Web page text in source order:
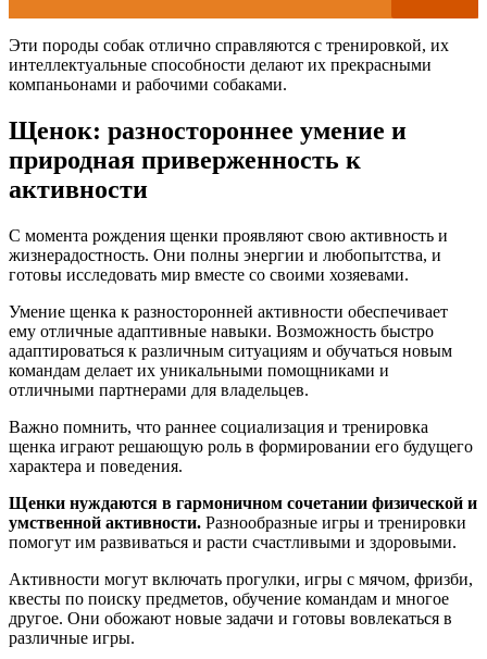
Эти породы собак отлично справляются с тренировкой, их
интеллектуальные способности делают их прекрасными
компаньонами и рабочими собаками.
Щенок: разностороннее умение и
природная приверженность к
активности
С момента рождения щенки проявляют свою активность и
жизнерадостность. Они полны энергии и любопытства, и
готовы исследовать мир вместе со своими хозяевами.
Умение щенка к разносторонней активности обеспечивает
ему отличные адаптивные навыки. Возможность быстро
адаптироваться к различным ситуациям и обучаться новым
командам делает их уникальными помощниками и
отличными партнерами для владельцев.
Важно помнить, что раннее социализация и тренировка
щенка играют решающую роль в формировании его будущего
характера и поведения.
Щенки нуждаются в гармоничном сочетании физической и
умственной активности. Разнообразные игры и тренировки
помогут им развиваться и расти счастливыми и здоровыми.
Активности могут включать прогулки, игры с мячом, фризби,
квесты по поиску предметов, обучение командам и многое
другое. Они обожают новые задачи и готовы вовлекаться в
различные игры.